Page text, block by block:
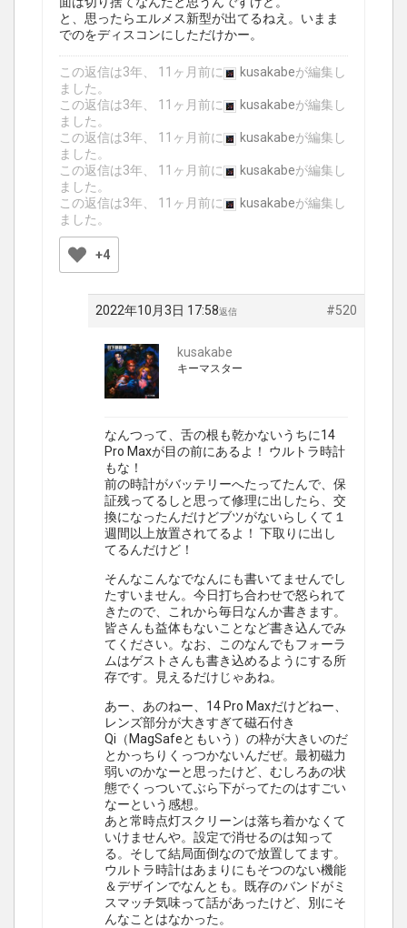
と、思ったらエルメス新型が出てるねえ。いまま
でのをディスコンにしただけかー。
この返信は3年、 11ヶ月前に kusakabeが編集し
ました。
この返信は3年、 11ヶ月前に
kusakabeが編集し
ました。
この返信は3年、 11ヶ月前に
kusakabeが編集し
ました。
この返信は3年、 11ヶ月前に
kusakabeが編集し
ました。
この返信は3年、 11ヶ月前に
kusakabeが編集し
ました。
+4
2022年10月3日 17:58 #520
返信
kusakabe
キーマスター
なんつって、舌の根も乾かないうちに14
Pro Maxが目の前にあるよ！ ウルトラ時計
もな！
前の時計がバッテリーへたってたんで、保
証残ってるしと思って修理に出したら、交
換になったんだけどブツがないらしくて１
週間以上放置されてるよ！ 下取りに出し
てるんだけど！
そんなこんなでなんにも書いてませんでし
たすいません。今日打ち合わせで怒られて
きたので、これから毎日なんか書きます。
皆さんも益体もないことなど書き込んでみ
てください。なお、このなんでもフォーラ
ムはゲストさんも書き込めるようにする所
存です。見えるだけじゃあね。
あー、あのねー、14 Pro Maxだけどねー、
レンズ部分が大きすぎて磁石付き
Qi（MagSafeともいう）の枠が大きいのだ
とかっちりくっつかないんだぜ。最初磁力
弱いのかなーと思ったけど、むしろあの状
態でくっついてぶら下がってたのはすごい
なーという感想。
あと常時点灯スクリーンは落ち着かなくて
いけませんや。設定で消せるのは知って
る。そして結局面倒なので放置してます。
ウルトラ時計はあまりにもそつのない機能
＆デザインでなんとも。既存のバンドがミ
スマッチ気味って話があったけど、別にそ
んなことはなかった。